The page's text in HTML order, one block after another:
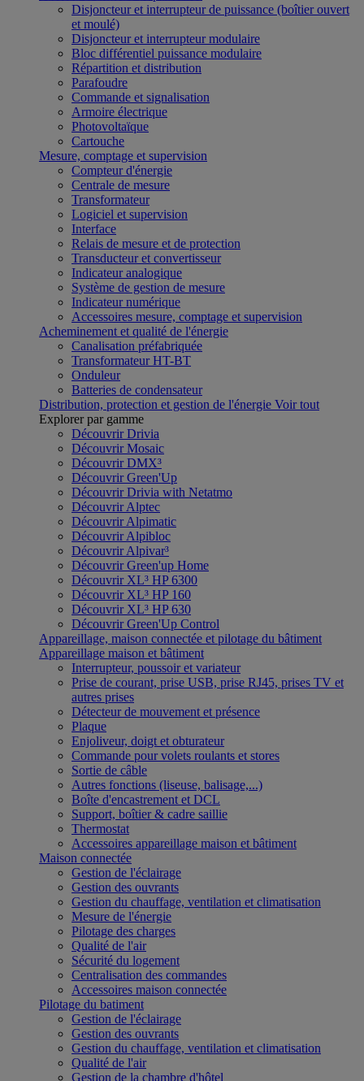
Disjoncteur et interrupteur de puissance (boîtier ouvert
et moulé)
Disjoncteur et interrupteur modulaire
Bloc différentiel puissance modulaire
Répartition et distribution
Parafoudre
Commande et signalisation
Armoire électrique
Photovoltaïque
Cartouche
Mesure, comptage et supervision
Compteur d'énergie
Centrale de mesure
Transformateur
Logiciel et supervision
Interface
Relais de mesure et de protection
Transducteur et convertisseur
Indicateur analogique
Système de gestion de mesure
Indicateur numérique
Accessoires mesure, comptage et supervision
Acheminement et qualité de l'énergie
Canalisation préfabriquée
Transformateur HT-BT
Onduleur
Batteries de condensateur
Distribution, protection et gestion de l'énergie Voir tout
Explorer par gamme
Découvrir Drivia
Découvrir Mosaic
Découvrir DMX³
Découvrir Green'Up
Découvrir Drivia with Netatmo
Découvrir Alptec
Découvrir Alpimatic
Découvrir Alpibloc
Découvrir Alpivar³
Découvrir Green'up Home
Découvrir XL³ HP 6300
Découvrir XL³ HP 160
Découvrir XL³ HP 630
Découvrir Green'Up Control
Appareillage, maison connectée et pilotage du bâtiment
Appareillage maison et bâtiment
Interrupteur, poussoir et variateur
Prise de courant, prise USB, prise RJ45, prises TV et
autres prises
Détecteur de mouvement et présence
Plaque
Enjoliveur, doigt et obturateur
Commande pour volets roulants et stores
Sortie de câble
Autres fonctions (liseuse, balisage,...)
Boîte d'encastrement et DCL
Support, boîtier & cadre saillie
Thermostat
Accessoires appareillage maison et bâtiment
Maison connectée
Gestion de l'éclairage
Gestion des ouvrants
Gestion du chauffage, ventilation et climatisation
Mesure de l'énergie
Pilotage des charges
Qualité de l'air
Sécurité du logement
Centralisation des commandes
Accessoires maison connectée
Pilotage du batiment
Gestion de l'éclairage
Gestion des ouvrants
Gestion du chauffage, ventilation et climatisation
Qualité de l'air
Gestion de la chambre d'hôtel